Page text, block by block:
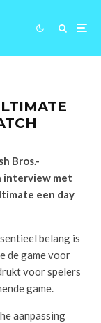
Bros.-
interview met
een day
belang is
de game voor
voor spelers
game.
aanpassing